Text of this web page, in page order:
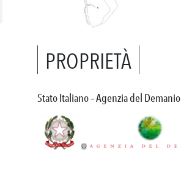
PROPRIETÀ
Stato Italiano – Agenzia del Demanio